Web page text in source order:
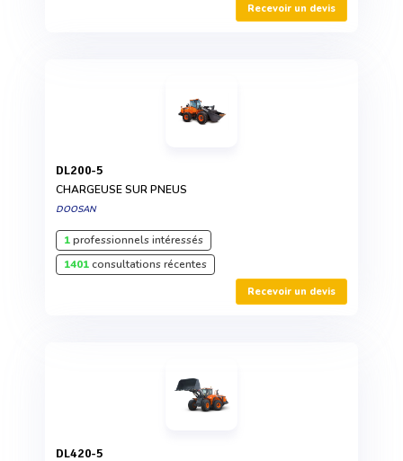
Recevoir un devis
DL200-5
CHARGEUSE SUR PNEUS
DOOSAN
1professionnels intéressés
1401consultations récentes
Recevoir un devis
DL420-5